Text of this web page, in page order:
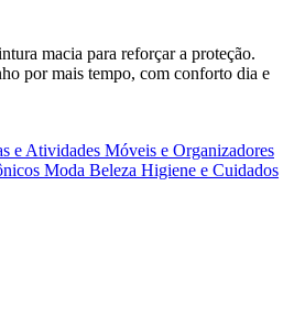
macia para reforçar a proteção.
por mais tempo, com conforto dia e
e Atividades Móveis e Organizadores
Moda Beleza Higiene e Cuidados